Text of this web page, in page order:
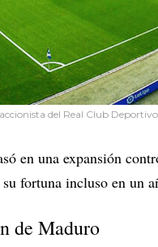
del Real Club Deportivo
en una expansión
fortuna incluso en un
de Maduro